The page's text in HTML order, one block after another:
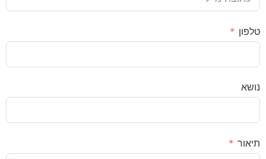
טלפון
נושא
תיאור